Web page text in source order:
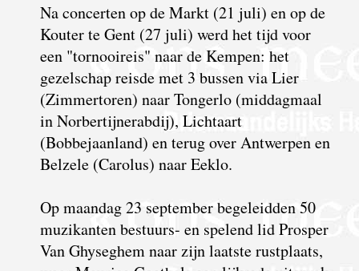
Na concerten op de Markt (21 juli) en op de
Kouter te Gent (27 juli) werd het tijd voor
een "tornooireis" naar de Kempen: het
gezelschap reisde met 3 bussen via Lier
(Zimmertoren) naar Tongerlo (middagmaal
in Norbertijnerabdij), Lichtaart
(Bobbejaanland) en terug over Antwerpen en
Belzele (Carolus) naar Eeklo.
Op maandag 23 september begeleidden 50
muzikanten bestuurs- en spelend lid Prosper
Van Ghyseghem naar zijn laatste rustplaats,